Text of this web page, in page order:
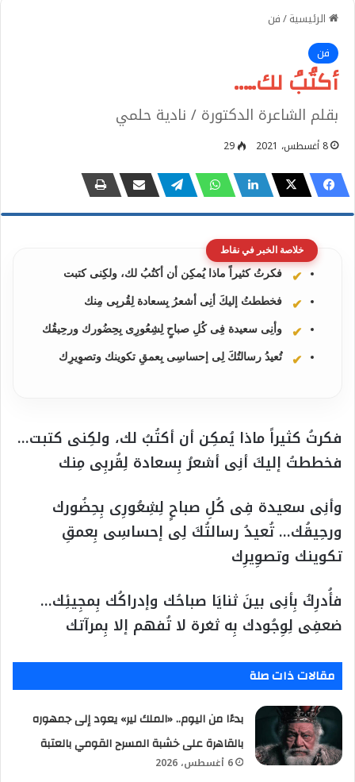
الرئيسية/فن
فن
أكتُبُ لك…..
بقلم الشاعرة الدكتورة / نادية حلمي
8 أغسطس، 2021 29
خلاصة الخبر في نقاط
فكرتُ كثيراً ماذا يُمكِن أن أكتُبُ لك، ولكِنى كتبت
فخططتُ إليكَ أنِى أشعرُ بِسعادة لِقُربِى مِنك
وأنِى سعيدة فِى كُلِ صباحٍ لِشِعُورِى بِحِضُورك ورحِيقُك
تُعيدُ رسالتُكَ لِى إحساسِى بِعمقِ تكوينك وتصوِيرِك
فكرتُ كثيراً ماذا يُمكِن أن أكتُبُ لك، ولكِنى كتبت…
فخططتُ إليكَ أنِى أشعرُ بِسعادة لِقُربِى مِنك
وأنِى سعيدة فِى كُلِ صباحٍ لِشِعُورِى بِحِضُورك
ورحِيقُك… تُعيدُ رسالتُكَ لِى إحساسِى بِعمقِ
تكوينك وتصوِيرِك
فأُدرِكُ بِأنِى بينَ ثنايَا صباحُك وإدراكُك بِمجِيئِك…
ضعفِى لِوِجُودك بِه ثغرة لا تُفهم إلا بِمرآتك
مقالات ذات صلة
بدءًا من اليوم.. «الملك لير» يعود إلى جمهوره
بالقاهرة على خشبة المسرح القومي بالعتبة
6 أغسطس، 2026